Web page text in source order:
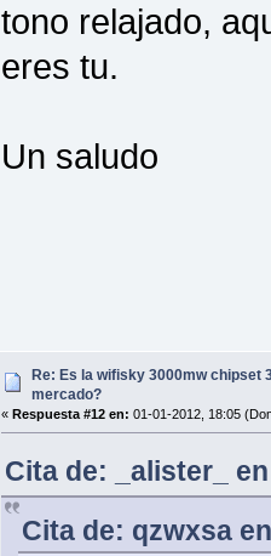
tono relajado,
eres tu.
Un saludo
Re: Es la wifisky 3000mw chipset
mercado?
« Respuesta #12 en: 01-01-2012, 18:05
Cita de: _alister_
Cita de: qzwxsa